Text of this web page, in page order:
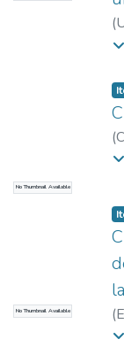
(
No Thumbnail Available
(
No Thumbnail Available (